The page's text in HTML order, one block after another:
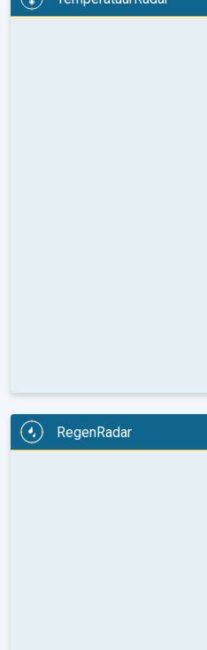
RegenRadar